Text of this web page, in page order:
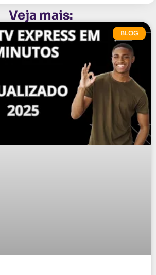
Veja mais:
BLOG